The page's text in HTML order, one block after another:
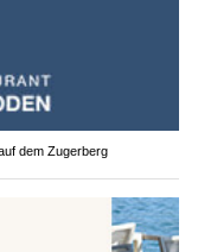
dem Zugerberg